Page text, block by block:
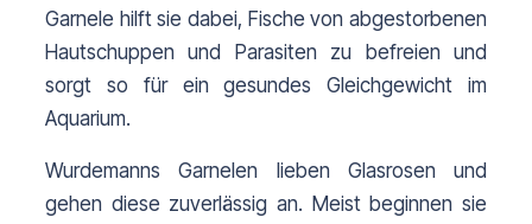
Garnele hilft sie dabei, Fische von abgestorbenen
Hautschuppen und Parasiten zu befreien und
sorgt so für ein gesundes Gleichgewicht im
Aquarium.
Wurdemanns Garnelen lieben Glasrosen und
gehen diese zuverlässig an. Meist beginnen sie